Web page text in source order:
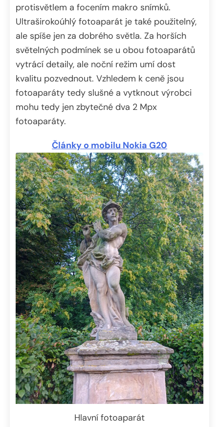
protisvětlem a focením makro snímků.
Ultraširokoúhlý fotoaparát je také použitelný,
ale spíše jen za dobrého světla. Za horších
světelných podmínek se u obou fotoaparátů
vytrácí detaily, ale noční režim umí dost
kvalitu pozvednout. Vzhledem k ceně jsou
fotoaparáty tedy slušné a vytknout výrobci
mohu tedy jen zbytečné dva 2 Mpx
fotoaparáty.
Články o mobilu Nokia G20
Hlavní fotoaparát